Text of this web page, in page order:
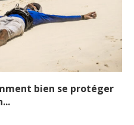
bien se protéger